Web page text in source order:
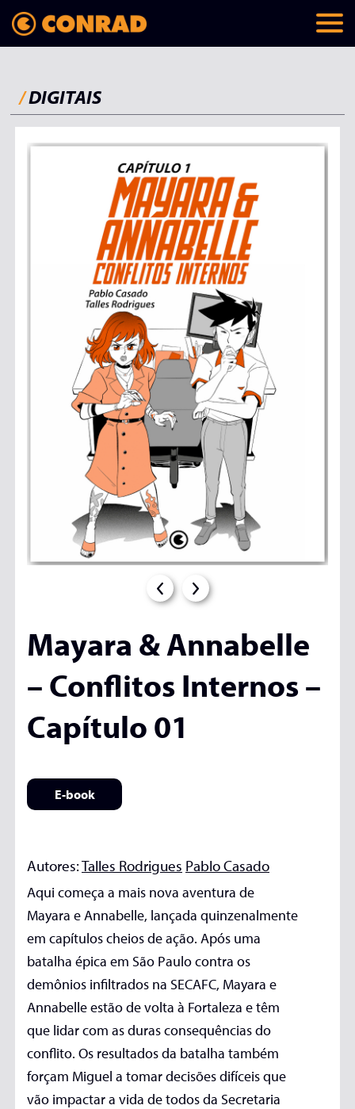
/DIGITAIS
Mayara & Annabelle
– Conflitos Internos –
Capítulo 01
E-book
Autores:Talles Rodrigues Pablo Casado
Aqui começa a mais nova aventura de
Mayara e Annabelle, lançada quinzenalmente
em capítulos cheios de ação. Após uma
batalha épica em São Paulo contra os
demônios infiltrados na SECAFC, Mayara e
Annabelle estão de volta à Fortaleza e têm
que lidar com as duras consequências do
conflito. Os resultados da batalha também
forçam Miguel a tomar decisões difíceis que
vão impactar a vida de todos da Secretaria